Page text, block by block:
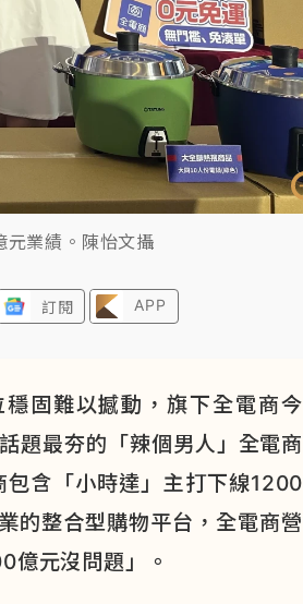
元業績。陳怡文攝
訂閱 APP
固難以撼動，旗下全電商今
題最夯的「辣個男人」全電商
含「小時達」主打下線1200
的整合型購物平台，全電商營
億元沒問題」。